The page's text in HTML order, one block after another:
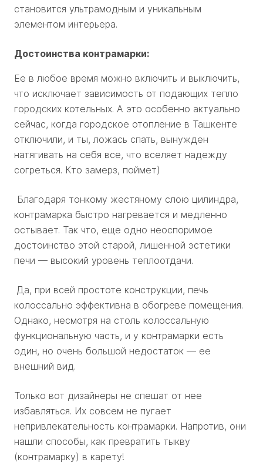
становится ультрамодным и уникальным
элементом интерьера.
Достоинства контрамарки:
Ее в любое время можно включить и выключить,
что исключает зависимость от подающих тепло
городских котельных. А это особенно актуально
сейчас, когда городское отопление в Ташкенте
отключили, и ты, ложась спать, вынужден
натягивать на себя все, что вселяет надежду
согреться. Кто замерз, поймет)
Благодаря тонкому жестяному слою цилиндра,
контрамарка быстро нагревается и медленно
остывает. Так что, еще одно неоспоримое
достоинство этой старой, лишенной эстетики
печи — высокий уровень теплоотдачи.
Да, при всей простоте конструкции, печь
колоссально эффективна в обогреве помещения.
Однако, несмотря на столь колоссальную
функциональную часть, и у контрамарки есть
один, но очень большой недостаток — ее
внешний вид.
Только вот дизайнеры не спешат от нее
избавляться. Их совсем не пугает
непривлекательность контрамарки. Напротив, они
нашли способы, как превратить тыкву
(контрамарку) в карету!